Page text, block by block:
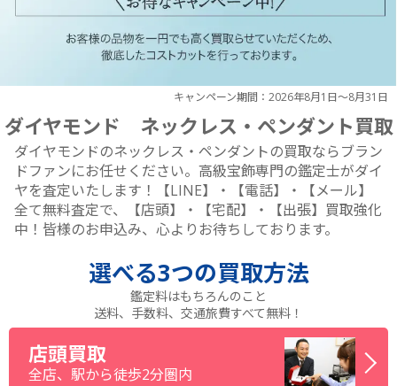
キャンペーン期間：2026年8月1日～8月31日
ダイヤモンド ネックレス・ペンダント買取
ダイヤモンドのネックレス・ペンダントの買取ならブラン
ドファンにお任せください。高級宝飾専門の鑑定士がダイ
ヤを査定いたします！【LINE】・【電話】・【メール】
全て無料査定で、【店頭】・【宅配】・【出張】買取強化
中！皆様のお申込み、心よりお待ちしております。
選べる3つの買取方法
鑑定料はもちろんのこと
送料、手数料、交通旅費すべて無料！
店頭買取
全店、駅から徒歩2分圏内